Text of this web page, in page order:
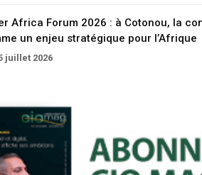
Africa Forum 2026 : à Cotonou, la
un enjeu stratégique pour l’Afrique
juillet 2026